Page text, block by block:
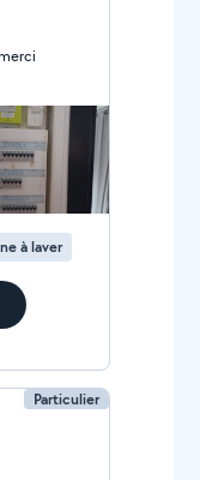
à laver
Particulier